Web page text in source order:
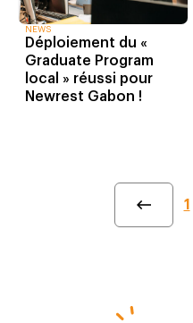
NEWS
Déploiement du «
Graduate Program
local » réussi pour
Newrest Gabon !
1